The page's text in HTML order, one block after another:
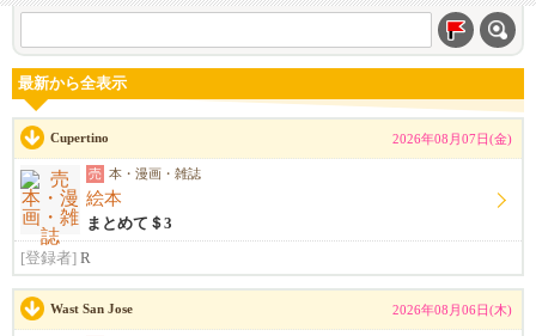
最新から全表示
Cupertino 2026年08月07日(金)
売 本・漫画・雑誌
絵本
まとめて＄3
[登録者] R
Wast San Jose 2026年08月06日(木)